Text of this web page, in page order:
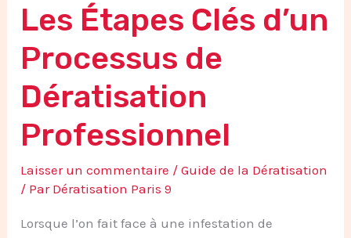
Les Étapes Clés d’un
Processus de
Dératisation
Professionnel
Laisser un commentaire /Guide de la Dératisation
/ Par Dératisation Paris 9
Lorsque l’on fait face à une infestation de